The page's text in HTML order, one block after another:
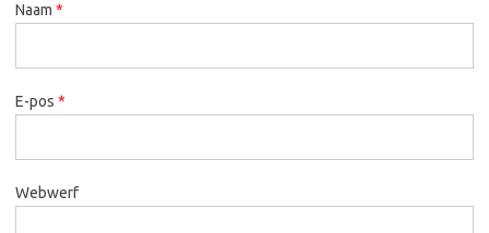
Naam *
E-pos *
Webwerf